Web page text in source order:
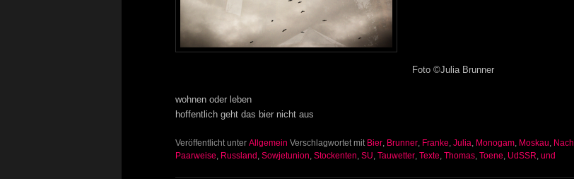
Foto ©Julia Brunner
wohnen oder leben
hoffentlich geht das bier nicht aus
Veröffentlicht unter Allgemein Verschlagwortet mit Bier Brunner Franke Julia Monogam Moskau Nach
Paarweise Russland Sowjetunion Stockenten SU Tauwetter Texte Thomas Toene UdSSR und